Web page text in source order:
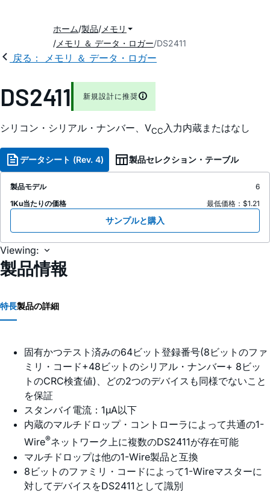
ホーム 製品 メモリ
メモリ ＆ データ・ロガー DS2411
戻る： メモリ ＆ データ・ロガー
DS2411 新規設計に推奨
シリコン・シリアル・ナンバー、VCC入力内蔵またはなし
データシート (Rev. 4) 製品セレクション・テーブル
製品モデル
6
1Ku当たりの価格
最低価格：$1.21
サンプルと購入
Viewing:
製品情報
特長製品の詳細
固有かつテスト済みの64ビット登録番号(8ビットのファ
ミリ・コード+48ビットのシリアル・ナンバー+ 8ビッ
トのCRC検査値)、どの2つのデバイスも同様でないこと
を保証
スタンバイ電流：1µA以下
内蔵のマルチドロップ・コントローラによって共通の1-
Wire®ネットワーク上に複数のDS2411が存在可能
マルチドロップは他の1-Wire製品と互換
8ビットのファミリ・コードによって1-Wireマスターに
対してデバイスをDS2411として識別